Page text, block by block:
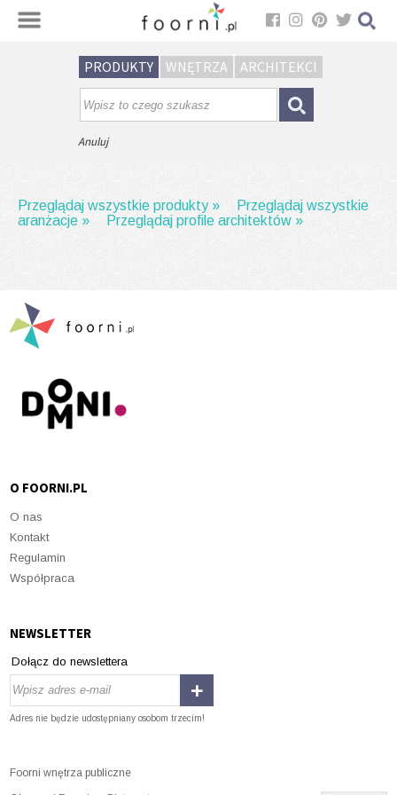
PRODUKTY WNĘTRZA ARCHITEKCI
Anuluj
Brak wyników wyszukiwania.
Spróbuj wpisać inną frazę.
Przeglądaj wszystkie produkty »
Przeglądaj wszystkie
aranżacje »
Przeglądaj profile architektów »
O FOORNI.PL
O nas
Kontakt
Regulamin
Współpraca
NEWSLETTER
Dołącz do newslettera
Adres nie będzie udostępniany osobom trzecim!
Foorni wnętrza publiczne